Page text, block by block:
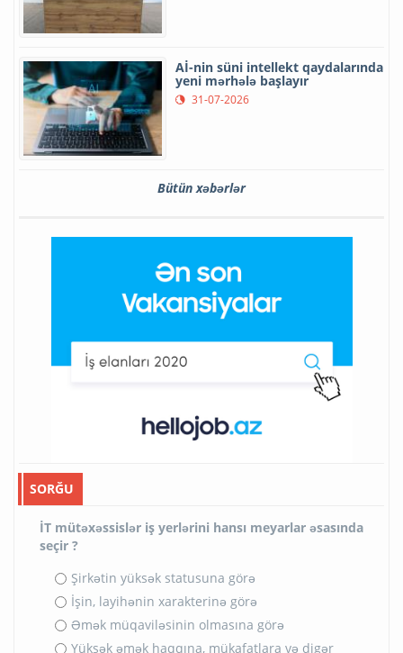
Aİ-nin süni intellekt qaydalarında
yeni mərhələ başlayır
31-07-2026
Bütün xəbərlər
SORĞU
İT mütəxəssislər iş yerlərini hansı meyarlar əsasında
seçir ?
Şirkətin yüksək statusuna görə
İşin, layihənin xarakterinə görə
Əmək müqaviləsinin olmasına görə
Yüksək əmək haqqına, mükafatlara və digər